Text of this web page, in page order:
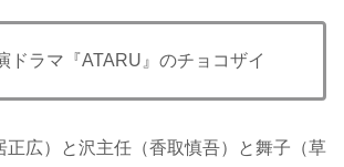
ドラマ『ATARU』のチョコザイ
正広）と沢主任（香取慎吾）と舞子（草